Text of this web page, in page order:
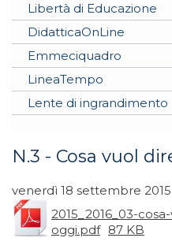
Libertà di Educazione
DidatticaOnLine
Emmeciquadro
LineaTempo
Lente di ingrandimento
N.3 - Cosa vuol
venerdì 18 settembre 2015
2015_2016_03-
oggi.pdf 87 KB